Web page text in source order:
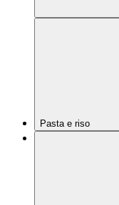
Pasta e riso